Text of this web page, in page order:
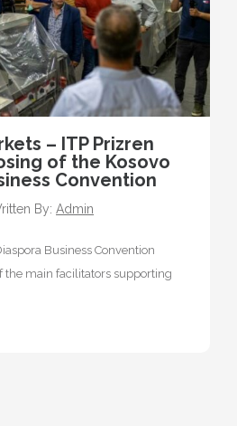
– ITP Prizren
of the Kosovo
Convention
By: Admin
Business Convention
the main facilitators supporting